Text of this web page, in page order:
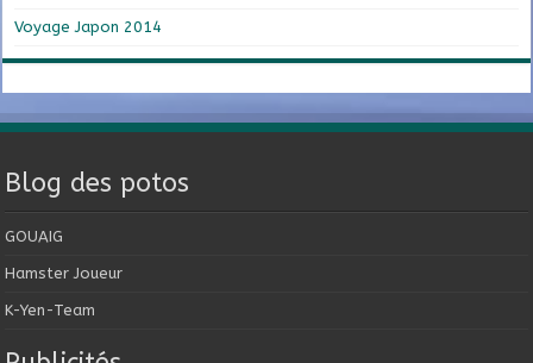
Voyage Japon 2014
Blog des potos
GOUAIG
Hamster Joueur
K-Yen-Team